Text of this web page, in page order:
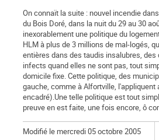
On connaït la suite : nouvel incendie
du Bois Doré, dans la nuit du 29 au 30
inexorablement une politique du
HLM à plus de 3 millions de mal-logés,
entières dans des taudis insalubres, des
infects quand elles ne sont pas, tout
domicile fixe. Cette politique, des
gauche, comme à Alfortville, l'appliquent
encadré).Une telle politique est tout
preuve en est faite, une fois encore, ô
Modifié le mercredi 05 octobre 2005